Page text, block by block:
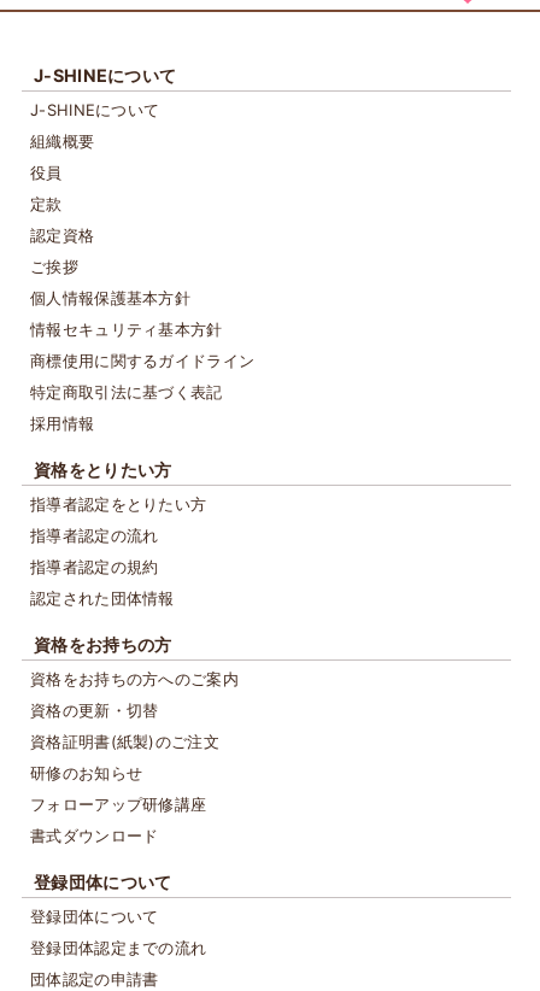
J-SHINEについて
J-SHINEについて
組織概要
役員
定款
認定資格
ご挨拶
個人情報保護基本方針
情報セキュリティ基本方針
商標使用に関するガイドライン
特定商取引法に基づく表記
採用情報
資格をとりたい方
指導者認定をとりたい方
指導者認定の流れ
指導者認定の規約
認定された団体情報
資格をお持ちの方
資格をお持ちの方へのご案内
資格の更新・切替
資格証明書(紙製)のご注文
研修のお知らせ
フォローアップ研修講座
書式ダウンロード
登録団体について
登録団体について
登録団体認定までの流れ
団体認定の申請書